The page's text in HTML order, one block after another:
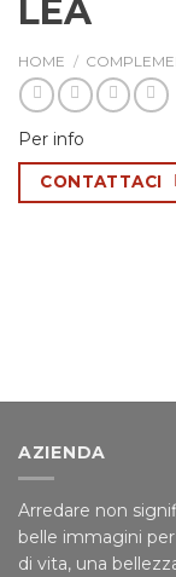
LEA
HOME /
Per info
CONTATTACI
AZIENDA
Arredare non
belle immagini
di vita, una